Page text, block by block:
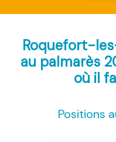
Roquefort-
au palmarès
où il
Positions